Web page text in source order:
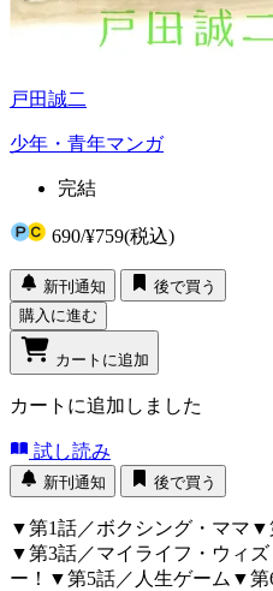
戸田誠二
少年・青年マンガ
完結
690/¥759(税込)
新刊通知
後で買う
購入に進む
カートに追加
カートに追加しました
試し読み
新刊通知 後で買う
▼第1話／ボクシング・ママ▼
▼第3話／マイライフ・ウィ
ー！▼第5話／人生ゲーム▼第